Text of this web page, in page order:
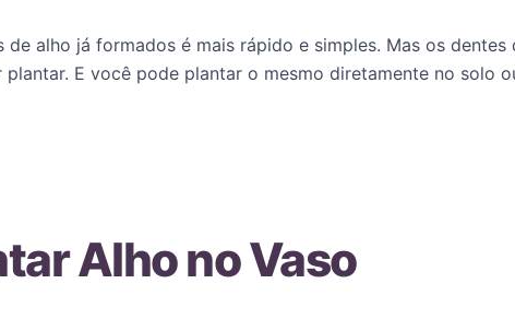
de alho já formados é mais rápido e simples. Mas os dentes
E você pode plantar o mesmo diretamente no solo
Alho no Vaso